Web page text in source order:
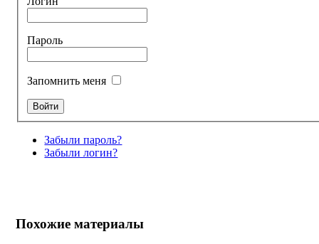
Пароль
Запомнить меня
Забыли пароль?
Забыли логин?
Похожие материалы